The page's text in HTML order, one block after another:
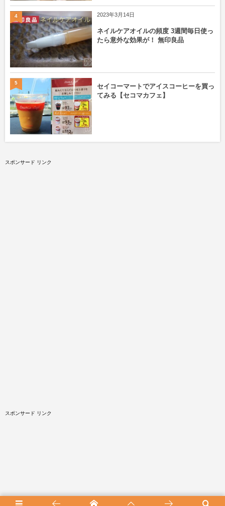
2023年3月14日
ネイルケアオイルの頻度 3週間毎日使っ
たら意外な効果が！ 無印良品
4
セイコーマートでアイスコーヒーを買っ
てみる【セコマカフェ】
5
スポンサード リンク
スポンサード リンク